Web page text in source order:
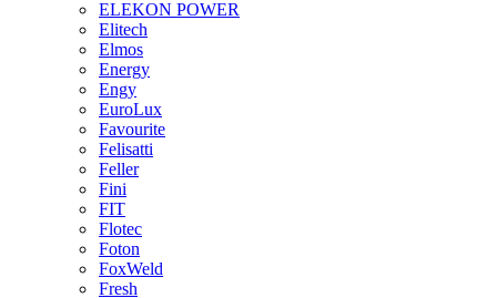
ELEKON POWER
Elitech
Elmos
Energy
Engy
EuroLux
Favourite
Felisatti
Feller
Fini
FIT
Flotec
Foton
FoxWeld
Fresh